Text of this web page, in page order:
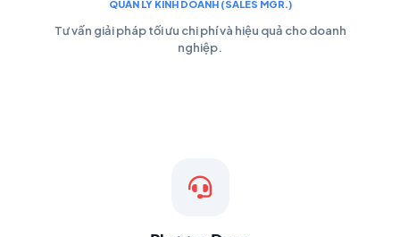
QUẢN LÝ KINH DOANH (SALES MGR.)
Tư vấn giải pháp tối ưu chi phí và hiệu quả cho doanh
nghiệp.